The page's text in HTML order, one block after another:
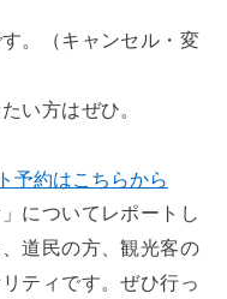
。（キャンセル・変
い方はぜひ。
予約はこちらから
についてレポートし
道民の方、観光客の
ティです。ぜひ行っ